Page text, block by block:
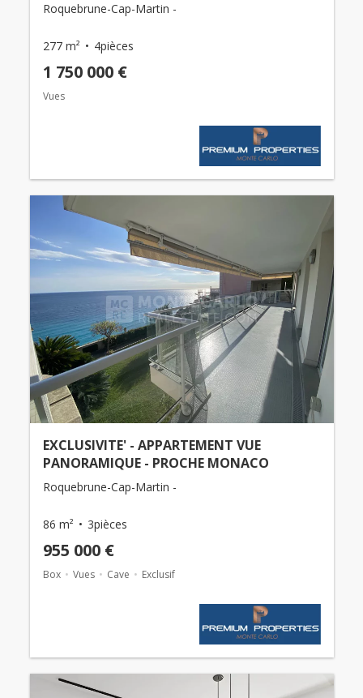
Roquebrune-Cap-Martin -
277 m² 4pièces
1 750 000 €
Vues
EXCLUSIVITE' - APPARTEMENT VUE
PANORAMIQUE - PROCHE MONACO
Roquebrune-Cap-Martin -
86 m² 3pièces
955 000 €
Box Vues Cave Exclusif